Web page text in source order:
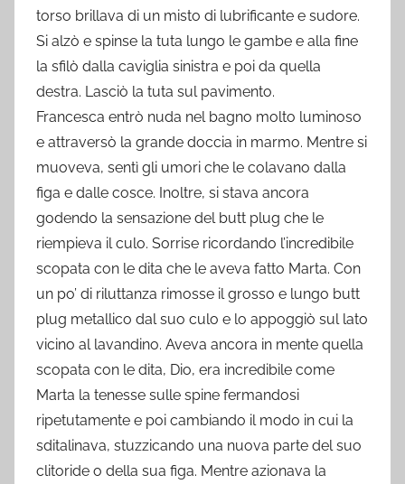
torso brillava di un misto di lubrificante e sudore.
Si alzò e spinse la tuta lungo le gambe e alla fine
la sfilò dalla caviglia sinistra e poi da quella
destra. Lasciò la tuta sul pavimento.
Francesca entrò nuda nel bagno molto luminoso
e attraversò la grande doccia in marmo. Mentre si
muoveva, sentì gli umori che le colavano dalla
figa e dalle cosce. Inoltre, si stava ancora
godendo la sensazione del butt plug che le
riempieva il culo. Sorrise ricordando l’incredibile
scopata con le dita che le aveva fatto Marta. Con
un po’ di riluttanza rimosse il grosso e lungo butt
plug metallico dal suo culo e lo appoggiò sul lato
vicino al lavandino. Aveva ancora in mente quella
scopata con le dita, Dio, era incredibile come
Marta la tenesse sulle spine fermandosi
ripetutamente e poi cambiando il modo in cui la
sditalinava, stuzzicando una nuova parte del suo
clitoride o della sua figa. Mentre azionava la